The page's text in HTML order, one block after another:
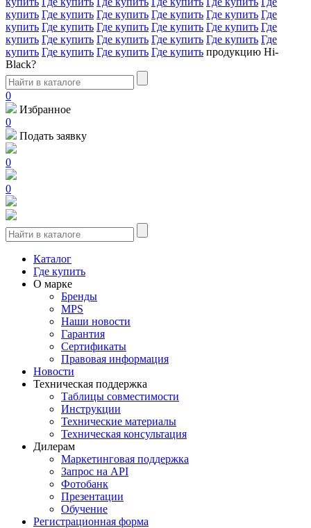
купить Где купить Где купить Где купить Где купить Где
купить Где купить Где купить Где купить Где купить Где
купить Где купить Где купить Где купить Где купить Где
купить Где купить Где купить Где купить продукцию Hi-
Black?
0
Избранное
0
Подать заявку
0
0
Каталог
Где купить
О марке
Бренды
MPS
Наши новости
Гарантия
Сертификаты
Правовая информация
Новости
Техническая поддержка
Таблицы совместимости
Инструкции
Технические материалы
Техническая консультация
Дилерам
Маркетинговая поддержка
Запрос на API
Фотобанк
Презентации
Обучение
Регистрационная форма